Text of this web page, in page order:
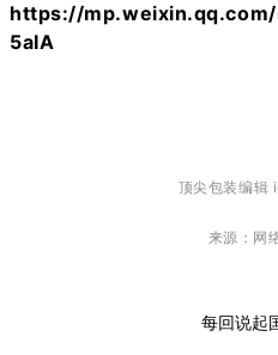
https://
5aIA
顶尖包装编辑
来源：网
每回说起